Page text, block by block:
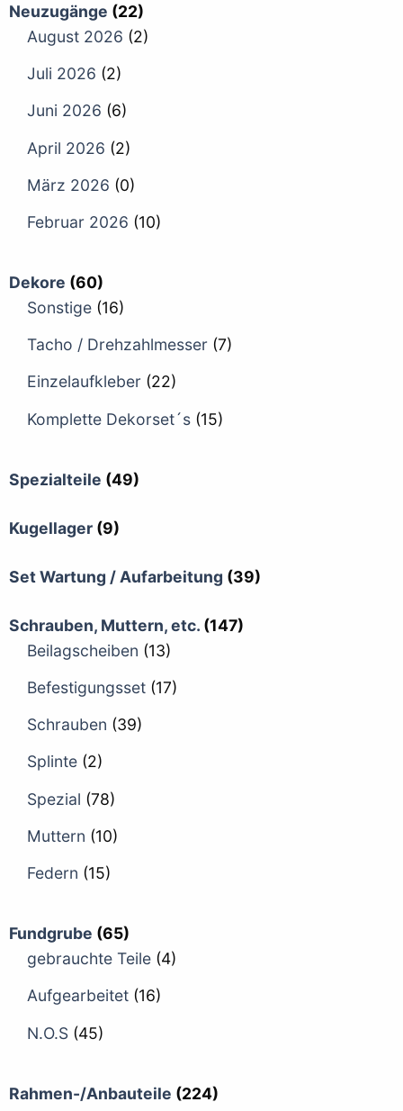
Neuzugänge (22)
August 2026 (2)
Juli 2026 (2)
Juni 2026 (6)
April 2026 (2)
März 2026 (0)
Februar 2026 (10)
Dekore (60)
Sonstige (16)
Tacho / Drehzahlmesser (7)
Einzelaufkleber (22)
Komplette Dekorset´s (15)
Spezialteile (49)
Kugellager (9)
Set Wartung / Aufarbeitung (39)
Schrauben, Muttern, etc. (147)
Beilagscheiben (13)
Befestigungsset (17)
Schrauben (39)
Splinte (2)
Spezial (78)
Muttern (10)
Federn (15)
Fundgrube (65)
gebrauchte Teile (4)
Aufgearbeitet (16)
N.O.S (45)
Rahmen-/Anbauteile (224)